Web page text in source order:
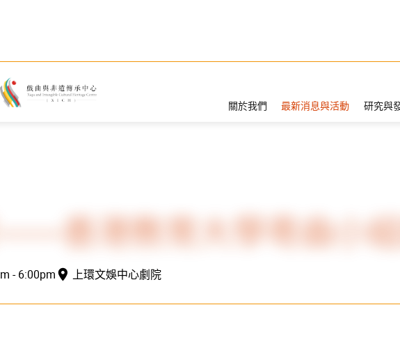
關於我們 最新消息與活動 研究與
香港教育大學粵曲小
- 6:00pm 上環文娛中心劇院